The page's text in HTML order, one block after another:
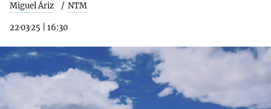
Miguel Áriz NTM
22·03·25 16:30